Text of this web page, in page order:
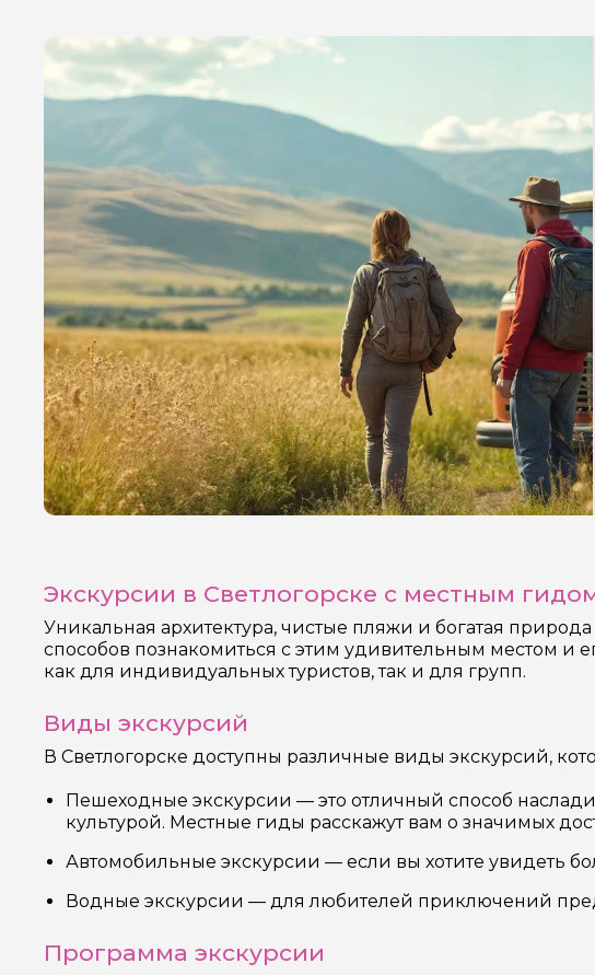
Экскурсии в Светлогорске с местным
Уникальная архитектура, чистые пляжи и богатая
способов познакомиться с этим удивительным местом и
как для индивидуальных туристов, так и для групп.
Виды экскурсий
В Светлогорске доступны различные виды экскурсий,
Пешеходные экскурсии — это отличный способ
культурой. Местные гиды расскажут вам о значимых
Автомобильные экскурсии — если вы хотите увидеть
Водные экскурсии — для любителей приключений
Программа экскурсии
Я даю своё согласие на обработку
персональных данных
Отправить